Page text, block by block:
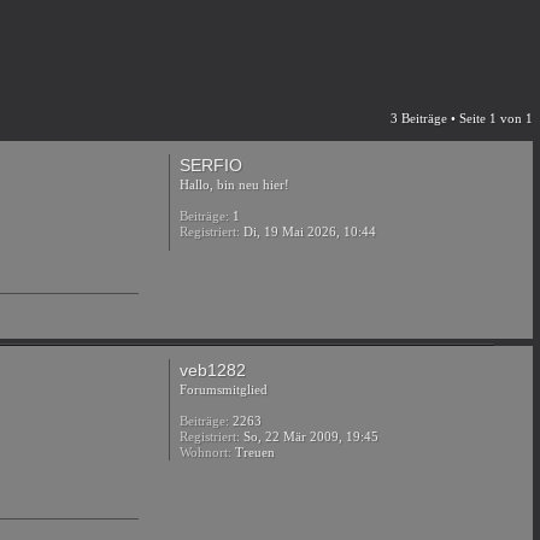
3 Beiträge • Seite 1 von 1
SERFIO
Hallo, bin neu hier!
Beiträge: 1
Registriert: Di, 19 Mai 2026, 10:44
veb1282
Forumsmitglied
Beiträge: 2263
Registriert: So, 22 Mär 2009, 19:45
Wohnort: Treuen